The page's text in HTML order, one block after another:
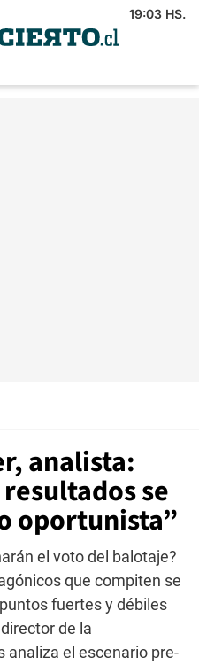
19:03 HS.
analista:
se
oportunista”
el voto del balotaje?
que compiten se
fuertes y débiles
de la
analiza el escenario pre-